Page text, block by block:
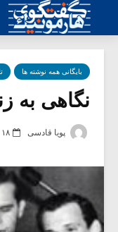
بایگانی همه نوشته ها
نگاهی به
پویا قادسی ۱۸ مرداد ۱۳۸۳